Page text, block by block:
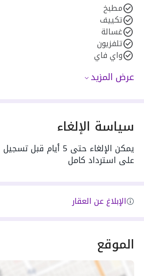
مطبخ
تكييف
غسالة
تلفزيون
واي فاي
عرض المزيد
سياسة الإلغاء
يمكن الإلغاء حتى 5
على استرداد كامل
الإبلاغ عن العقار
الموقع